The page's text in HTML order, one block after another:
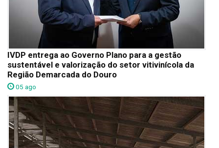
IVDP entrega ao Governo Plano para a gestão
sustentável e valorização do setor vitivinícola da
Região Demarcada do Douro
05 ago